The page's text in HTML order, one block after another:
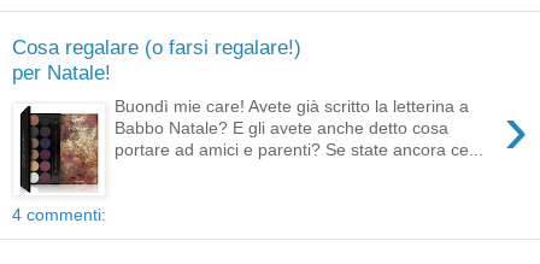
Cosa regalare (o farsi regalare!)
per Natale!
›
Buondì mie care! Avete già scritto la letterina a
Babbo Natale? E gli avete anche detto cosa
portare ad amici e parenti? Se state ancora ce...
4 commenti: